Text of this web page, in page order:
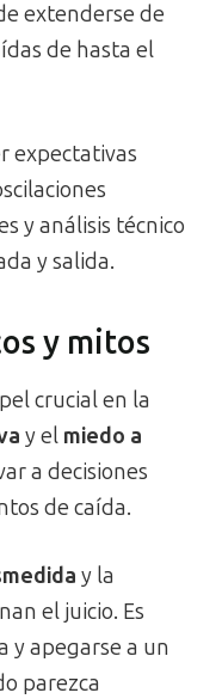
extenderse de
de hasta el
expectativas
y análisis técnico
y salida.
y mitos
crucial en la
y el miedo a
a decisiones
de caída.
y la
el juicio. Es
y apegarse a un
parezca